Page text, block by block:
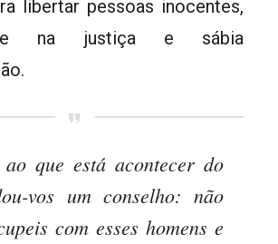
libertar pessoas inocentes,
se na justiça e sábia
ao que está acontecer do
vos um conselho: não
com esses homens e